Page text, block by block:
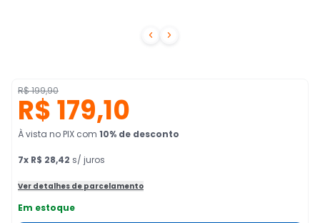
 
R$ 199,90
R$ 179,10
À vista no PIX com 10% de desconto
7x R$ 28,42 s/ juros
Ver detalhes de parcelamento
Em estoque